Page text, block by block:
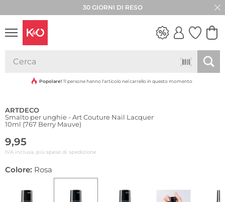
30 GIORNI DI RESO
VIBES
Popolare! 11 persone hanno l'articolo nel carrello in questo momento
ARTDECO
Smalto per unghie - Art Couture Nail Lacquer
10ml (767 Berry Mauve)
9,95
IVA inclusa, più spese di spedizione
Colore: Rosa